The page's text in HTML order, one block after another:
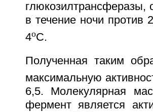
глюкозилтрансферазы,
в течение ночи
4oС.
Полученная таким
максимальную
6,5. Молекулярная
фермент является